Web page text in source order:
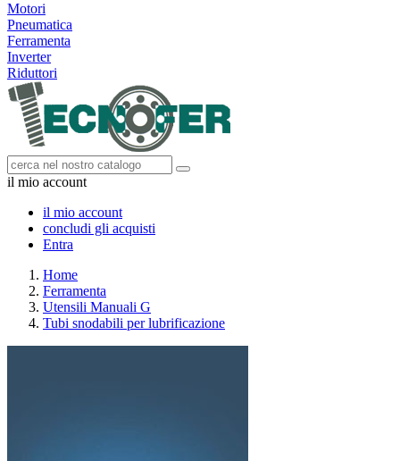
Motori
Pneumatica
Ferramenta
Inverter
Riduttori
il mio account
il mio account
concludi gli acquisti
Entra
Home
Ferramenta
Utensili Manuali G
Tubi snodabili per lubrificazione